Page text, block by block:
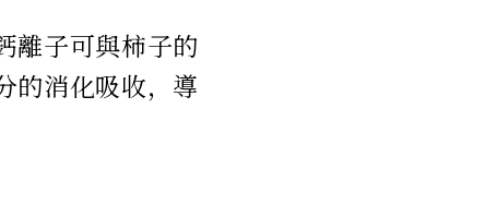
離子可與柿子的
的消化吸收，導